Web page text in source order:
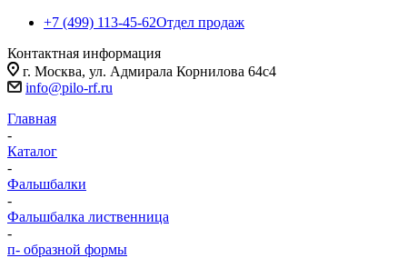
+7 (499) 113-45-62Отдел продаж
Контактная информация
г. Москва, ул. Адмирала Корнилова 64с4
info@pilo-rf.ru
Главная
-
Каталог
-
Фальшбалки
-
Фальшбалка лиственница
-
п- образной формы